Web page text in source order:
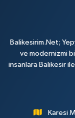
Balikesirim.Net;
ve modernizmi
insanlara Balıkesir
Karesi